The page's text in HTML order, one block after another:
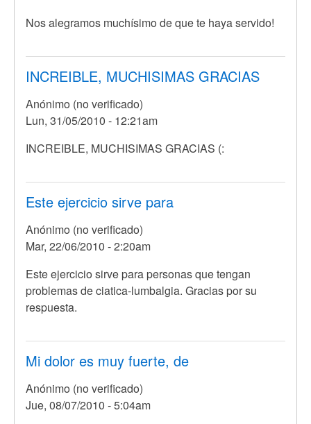
a
un
ezfuerzo
por
Anónimo
(no
Nos alegramos muchísimo de que te haya servido!
INCREIBLE, MUCHISIMAS GRACIAS
Anónimo (no verificado)
Lun, 31/05/2010 - 12:21am
INCREIBLE, MUCHISIMAS GRACIAS (:
Este ejercicio sirve para
Anónimo (no verificado)
Mar, 22/06/2010 - 2:20am
Este ejercicio sirve para personas que tengan
problemas de ciatica-lumbalgia. Gracias por su
respuesta.
Mi dolor es muy fuerte, de
Anónimo (no verificado)
Jue, 08/07/2010 - 5:04am